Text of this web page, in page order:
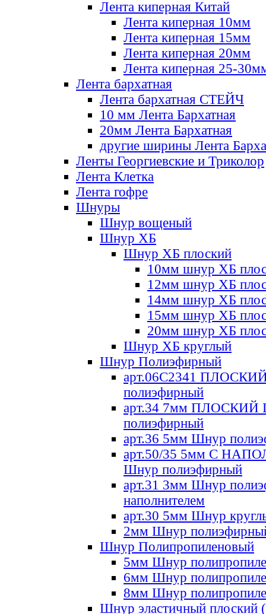
Лента киперная Китай
Лента киперная 10мм
Лента киперная 15мм
Лента киперная 20мм
Лента киперная 25-
Лента бархатная
Лента бархатная СТЕЙЧ
10 мм Лента Бархатная
20мм Лента Бархатная
другие ширины Лента
Ленты Георгиевские и Триколор
Лента Клетка
Лента гофре
Шнуры
Шнур вощеный
Шнур ХБ
Шнур ХБ плоский
10мм шнур ХБ
12мм шнур ХБ
14мм шнур ХБ
15мм шнур ХБ
20мм шнур ХБ
Шнур ХБ круглый
Шнур Полиэфирный
арт.06С2341
полиэфирный
арт.34 7мм ПЛОСКИЙ
полиэфирный
арт.36 5мм Шнур
арт.50/35 5мм С
Шнур полиэфирный
арт.31 3мм Шнур
наполнителем
арт.30 5мм Шнур
2мм Шнур
Шнур Полипропиленовый
5мм Шнур
6мм Шнур
8мм Шнур
Шнур эластичный плоский